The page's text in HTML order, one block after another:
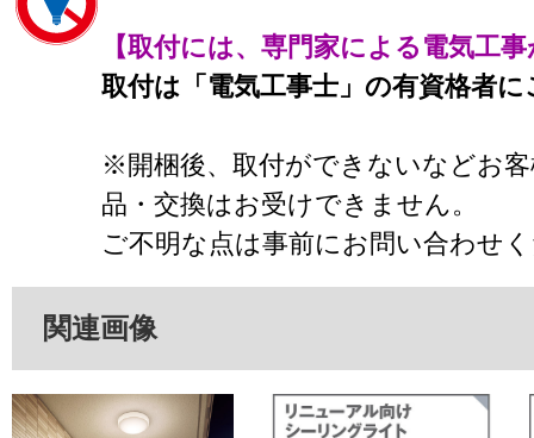
【取付には、専門家による電気工
取付は「電気工事士」の有資格者
※開梱後、取付ができないなどお
品・交換はお受けできません。
ご不明な点は事前にお問い合わせ
関連画像